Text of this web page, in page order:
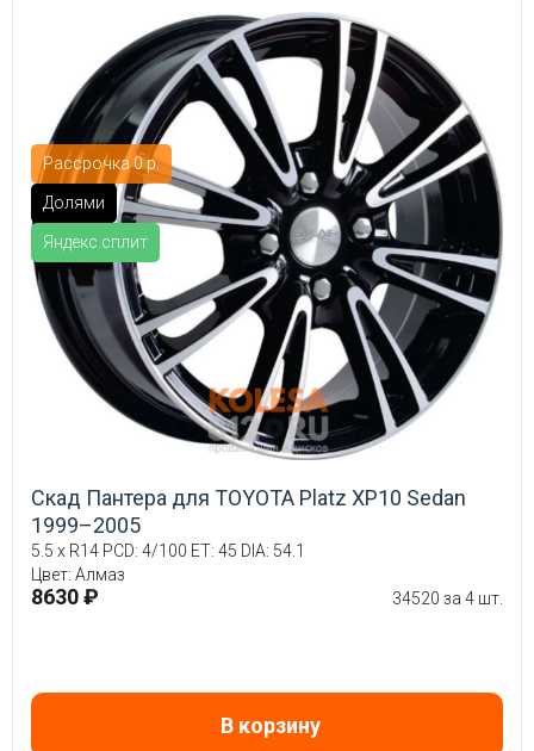
Рассрочка 0 р.
Долями
Яндекс.сплит
Скад Пантера для TOYOTA Platz XP10 Sedan
1999–2005
5.5 x R14 PCD: 4/100 ET: 45 DIA: 54.1
Цвет: Алмаз
8630 ₽ 34520 за 4 шт.
В корзину